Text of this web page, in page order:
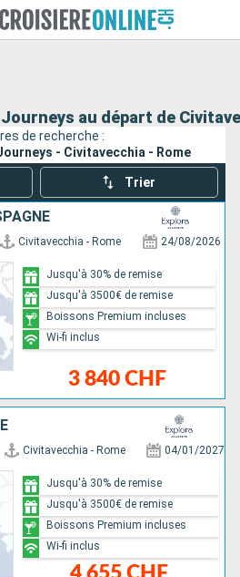
au départ de
de recherche :
- Civitavecchia - Rome
Trier
Civitavecchia - Rome 24/08/2026
3 840 CHF
Jusqu'à 30% de remise
Jusqu'à 3500€ de remise
Boissons Premium incluses
Wi-fi inclus
Civitavecchia - Rome 04/01/2027
Jusqu'à 30% de remise
Jusqu'à 3500€ de remise
Boissons Premium incluses
Wi-fi inclus